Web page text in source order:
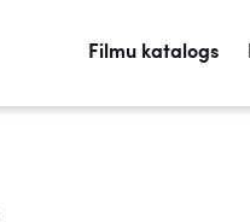
Filmu katalogs